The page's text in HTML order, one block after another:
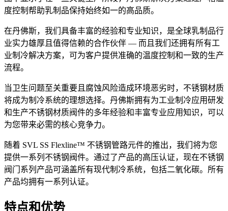
度控制帮助乳制品保持始终如一的高品质。
在丹佛斯，我们具备丰富的经验和专业知识，是全球乳制品行
业实力雄厚且值得信赖的合作伙伴 — 而且我们还拥有所有工
业制冷解决方案，可为客户提供准确的温度控制和一致的生产
流程。
当卫生问题至关重要且腐蚀风险造成环境恶劣时，不锈钢材质
将成为制冷系统的理想选择。丹佛斯拥有为工业制冷应用研发
和生产不锈钢材质阀件的多年经验和丰富专业应用知识，可以
为您带来必需的核心竞争力。
随着 SVL SS Flexline™ 不锈钢管路元件的推出，我们将为您
提供一系列不锈钢阀件。通过了产品的高压认证，现在不锈钢
阀门系列产品可涵盖所有现代制冷系统，包括二氧化碳。所有
产品均拥有一系列认证。
特点和优势